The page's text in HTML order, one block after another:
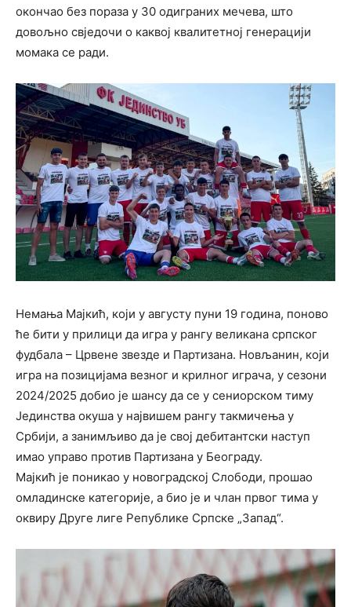
окончао без пораза у 30 одиграних мечева, што
довољно свједочи о каквој квалитетној генерацији
момака се ради.
Немања Мајкић, који у августу пуни 19 година, поново
ће бити у прилици да игра у рангу великана српског
фудбала – Црвене звезде и Партизана. Новљанин, који
игра на позицијама везног и крилног играча, у сезони
2024/2025 добио је шансу да се у сениорском тиму
Јединства окуша у највишем рангу такмичења у
Србији, а занимљиво да је свој дебитантски наступ
имао управо против Партизана у Београду.
Мајкић је поникао у новоградској Слободи, прошао
омладинске категорије, а био је и члан првог тима у
оквиру Друге лиге Републике Српске „Запад“.